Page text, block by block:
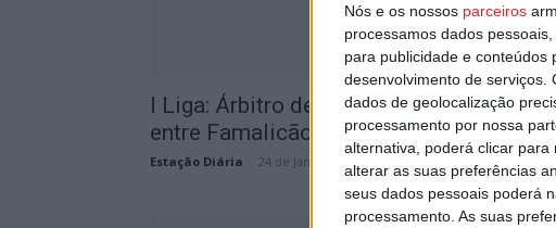
Nós e os nossos parceiros
processamos dados
para publicidade e conteúdos
desenvolvimento de serviços.
dados de geolocalização
processamento por nossa
alternativa, poderá clicar
alterar as suas preferências
seus dados pessoais poderá
processamento. As suas
I Liga: Árbitro de Braga apita jogo
entre Famalicão e Tondela
Estação Diária 24 de Janeiro, 2026